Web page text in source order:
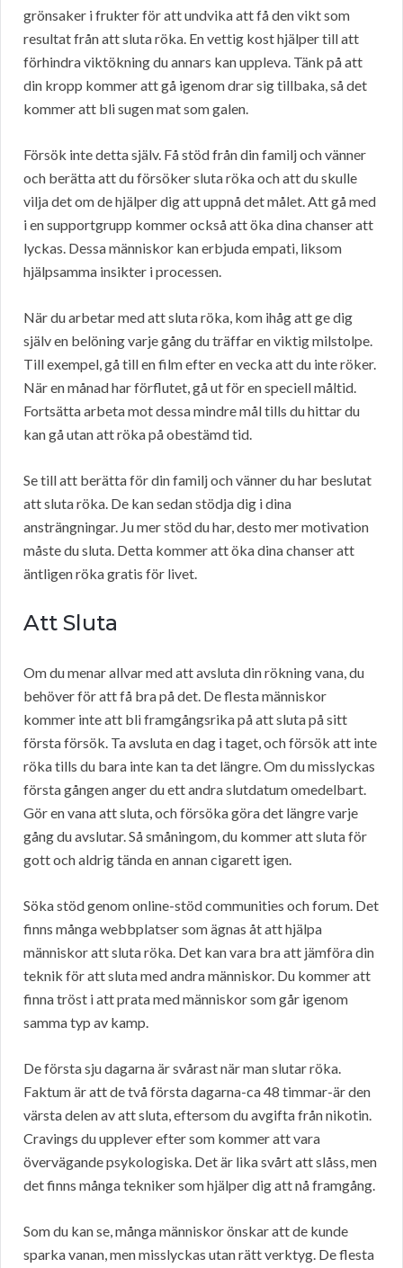
grönsaker i frukter för att undvika att få den vikt som
resultat från att sluta röka. En vettig kost hjälper till att
förhindra viktökning du annars kan uppleva. Tänk på att
din kropp kommer att gå igenom drar sig tillbaka, så det
kommer att bli sugen mat som galen.
Försök inte detta själv. Få stöd från din familj och vänner
och berätta att du försöker sluta röka och att du skulle
vilja det om de hjälper dig att uppnå det målet. Att gå med
i en supportgrupp kommer också att öka dina chanser att
lyckas. Dessa människor kan erbjuda empati, liksom
hjälpsamma insikter i processen.
När du arbetar med att sluta röka, kom ihåg att ge dig
själv en belöning varje gång du träffar en viktig milstolpe.
Till exempel, gå till en film efter en vecka att du inte röker.
När en månad har förflutet, gå ut för en speciell måltid.
Fortsätta arbeta mot dessa mindre mål tills du hittar du
kan gå utan att röka på obestämd tid.
Se till att berätta för din familj och vänner du har beslutat
att sluta röka. De kan sedan stödja dig i dina
ansträngningar. Ju mer stöd du har, desto mer motivation
måste du sluta. Detta kommer att öka dina chanser att
äntligen röka gratis för livet.
Att Sluta
Om du menar allvar med att avsluta din rökning vana, du
behöver för att få bra på det. De flesta människor
kommer inte att bli framgångsrika på att sluta på sitt
första försök. Ta avsluta en dag i taget, och försök att inte
röka tills du bara inte kan ta det längre. Om du misslyckas
första gången anger du ett andra slutdatum omedelbart.
Gör en vana att sluta, och försöka göra det längre varje
gång du avslutar. Så småningom, du kommer att sluta för
gott och aldrig tända en annan cigarett igen.
Söka stöd genom online-stöd communities och forum. Det
finns många webbplatser som ägnas åt att hjälpa
människor att sluta röka. Det kan vara bra att jämföra din
teknik för att sluta med andra människor. Du kommer att
finna tröst i att prata med människor som går igenom
samma typ av kamp.
De första sju dagarna är svårast när man slutar röka.
Faktum är att de två första dagarna-ca 48 timmar-är den
värsta delen av att sluta, eftersom du avgifta från nikotin.
Cravings du upplever efter som kommer att vara
övervägande psykologiska. Det är lika svårt att slåss, men
det finns många tekniker som hjälper dig att nå framgång.
Som du kan se, många människor önskar att de kunde
sparka vanan, men misslyckas utan rätt verktyg. De flesta